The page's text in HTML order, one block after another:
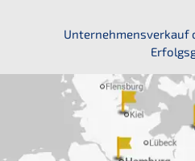
Unter­nehmens­verkauf